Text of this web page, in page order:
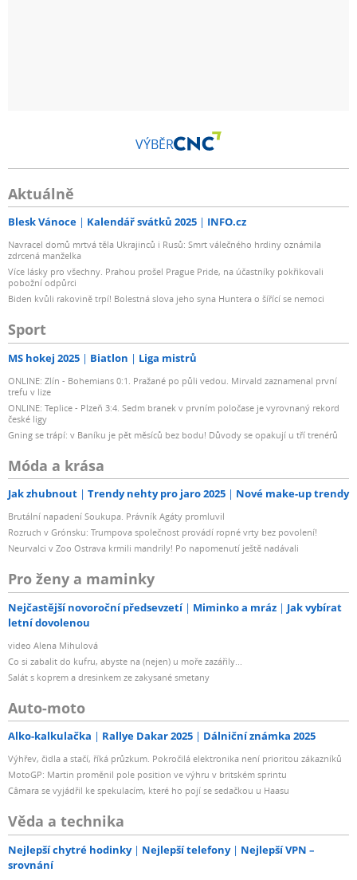
VÝBĚR
Aktuálně
Blesk Vánoce Kalendář svátků 2025 INFO.cz
Navracel domů mrtvá těla Ukrajinců i Rusů: Smrt válečného hrdiny oznámila
zdrcená manželka
Více lásky pro všechny. Prahou prošel Prague Pride, na účastníky pokřikovali
pobožní odpůrci
Biden kvůli rakovině trpí! Bolestná slova jeho syna Huntera o šířící se nemoci
Sport
MS hokej 2025 Biatlon Liga mistrů
ONLINE: Zlín - Bohemians 0:1. Pražané po půli vedou. Mirvald zaznamenal první
trefu v lize
ONLINE: Teplice - Plzeň 3:4. Sedm branek v prvním poločase je vyrovnaný rekord
české ligy
Gning se trápí: v Baníku je pět měsíců bez bodu! Důvody se opakují u tří trenérů
Móda a krása
Jak zhubnout Trendy nehty pro jaro 2025 Nové make-up trendy
Brutální napadení Soukupa. Právník Agáty promluvil
Rozruch v Grónsku: Trumpova společnost provádí ropné vrty bez povolení!
Neurvalci v Zoo Ostrava krmili mandrily! Po napomenutí ještě nadávali
Pro ženy a maminky
Nejčastější novoroční předsevzetí Miminko a mráz
Jak vybírat
letní dovolenou
video Alena Mihulová
Co si zabalit do kufru, abyste na (nejen) u moře zazářily...
Salát s koprem a dresinkem ze zakysané smetany
Auto-moto
Alko-kalkulačka Rallye Dakar 2025 Dálniční známka 2025
Výhřev, čidla a stačí, říká průzkum. Pokročilá elektronika není prioritou zákazníků
MotoGP: Martin proměnil pole position ve výhru v britském sprintu
Câmara se vyjádřil ke spekulacím, které ho pojí se sedačkou u Haasu
Věda a technika
Nejlepší chytré hodinky Nejlepší telefony
Nejlepší VPN –
srovnání